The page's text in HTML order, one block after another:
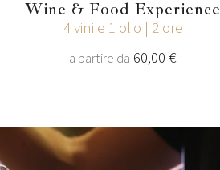
Wine & Food Experience
4 vini e 1 olio | 2 ore
a partire da 60,00 €